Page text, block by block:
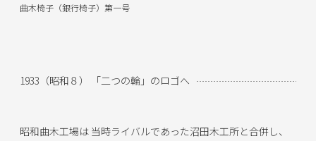
曲木椅子（銀行椅子）第一号
1933（昭和８） 「二つの輪」のロゴへ
昭和曲木工場は 当時ライバルであった沼田木工所と合併し、